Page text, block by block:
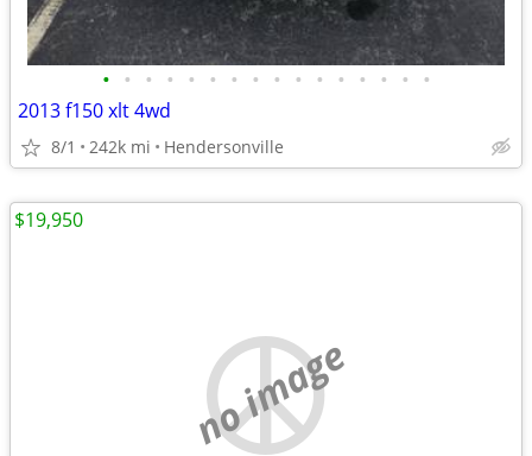
• • • • • • • • • • • • • • • •
2013 f150 xlt 4wd
8/1 242k mi Hendersonville
no image
$19,950